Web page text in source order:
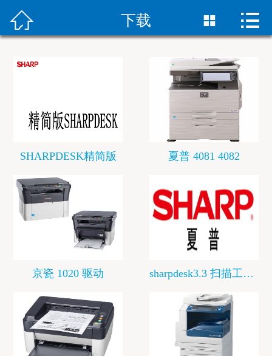
首页
黑白复合机租赁
新机销售
合作客户
新闻资讯
联系我们
 下载  
SHARPDESK精简版 夏普 4081 4082
京瓷 1020 驱动 sharpdesk3.3 扫描工具 下载